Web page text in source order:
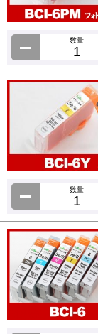
数量
数量